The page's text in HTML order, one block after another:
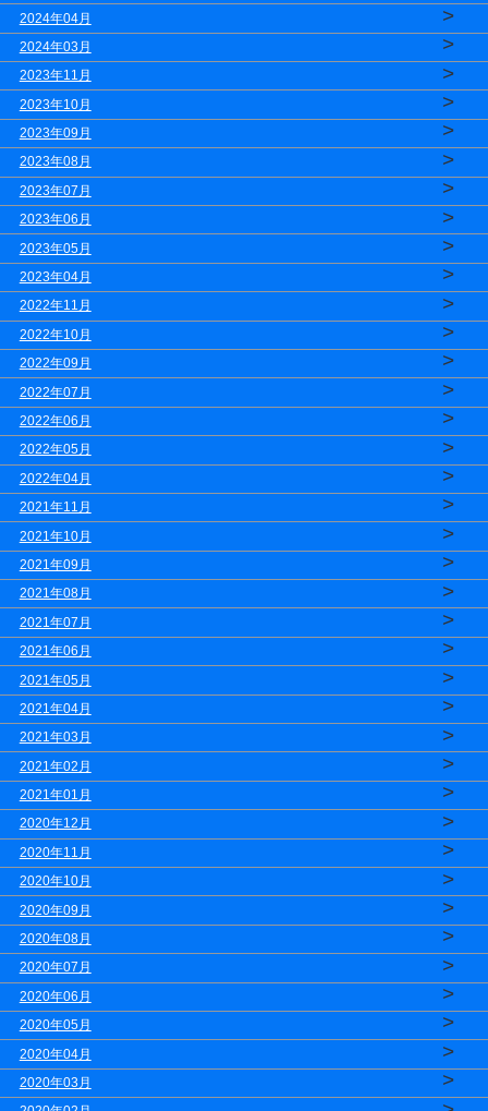
2024年04月 >
2024年03月 >
2023年11月 >
2023年10月 >
2023年09月 >
2023年08月 >
2023年07月 >
2023年06月 >
2023年05月 >
2023年04月 >
2022年11月 >
2022年10月 >
2022年09月 >
2022年07月 >
2022年06月 >
2022年05月 >
2022年04月 >
2021年11月 >
2021年10月 >
2021年09月 >
2021年08月 >
2021年07月 >
2021年06月 >
2021年05月 >
2021年04月 >
2021年03月 >
2021年02月 >
2021年01月 >
2020年12月 >
2020年11月 >
2020年10月 >
2020年09月 >
2020年08月 >
2020年07月 >
2020年06月 >
2020年05月 >
2020年04月 >
2020年03月 >